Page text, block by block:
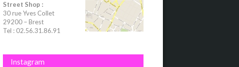
Street Shop :
30 rue Yves Collet
29200 – Brest
Tel : 02.56.31.86.91
Instagram